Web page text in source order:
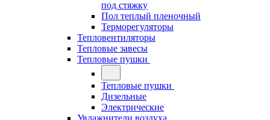
под стяжку
Пол теплый пленочный
Терморегуляторы
Тепловентиляторы
Тепловые завесы
Тепловые пушки
Тепловые пушки
Дизельные
Электрические
Увлажнители воздуха